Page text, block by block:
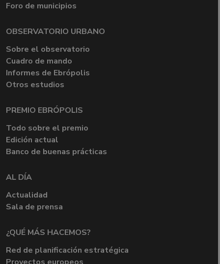
Foro de municipios
OBSERVATORIO URBANO
Sobre el observatorio
Cuadro de mando
Informes de Ebrópolis
Otros estudios
PREMIO EBRÓPOLIS
Todo sobre el premio
Edición actual
Banco de buenas prácticas
AL DÍA
Actualidad
Sala de prensa
¿QUÉ MÁS HACEMOS?
Red de planificación estratégica